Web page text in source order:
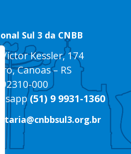
Sul 3 da CNBB
Víctor Kessler, 174
Canoas – RS
92310-000
(51) 9 9931-1360